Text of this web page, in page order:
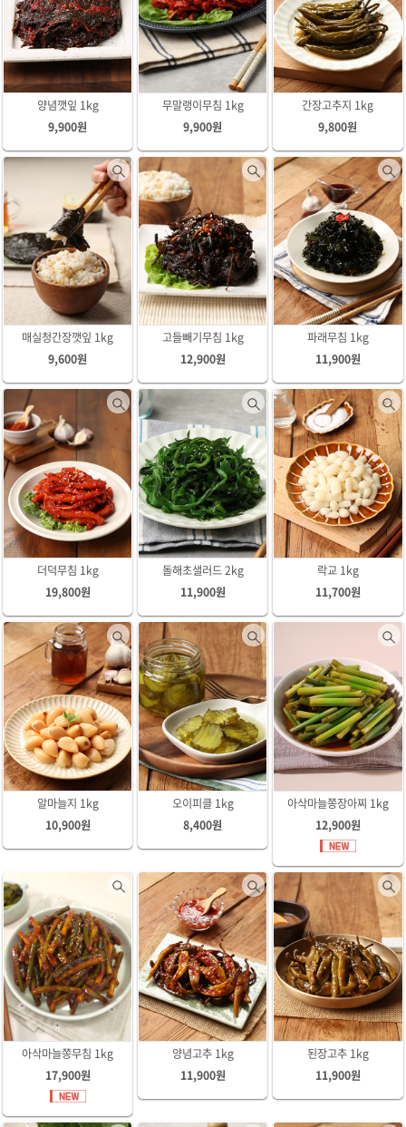
양념깻잎 1kg
9,900원
무말랭이무침 1kg
9,900원
간장고추지 1kg
9,800원
매실청간장깻잎 1kg
9,600원
고들빼기무침 1kg
12,900원
파래무침 1kg
11,900원
더덕무침 1kg
19,800원
돌해초샐러드 2kg
11,900원
락교 1kg
11,700원
알마늘지 1kg
10,900원
오이피클 1kg
8,400원
아삭마늘쫑장아찌 1kg
12,900원
아삭마늘쫑무침 1kg
17,900원
양념고추 1kg
11,900원
된장고추 1kg
11,900원